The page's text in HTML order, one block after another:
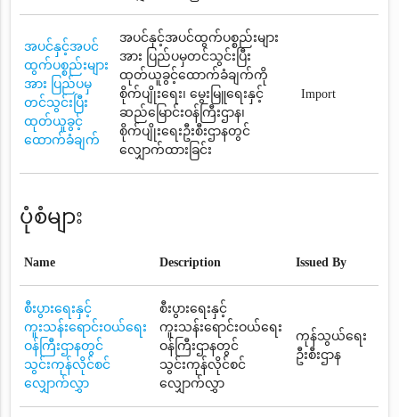
အပင်နှင့်အပင်
ထွက်ပစ္စည်းများ
အား ပြည်ပမှ
တင်သွင်းပြီး
ထုတ်ယူခွင့်
ထောက်ခံချက်
အပင်နှင့်အပင်ထွက်ပစ္စည်းများ
အား ပြည်ပမှတင်သွင်းပြီး
ထုတ်ယူခွင့်ထောက်ခံချက်ကို
စိုက်ပျိုးရေး၊ မွေးမြူရေးနှင့်
ဆည်မြောင်းဝန်ကြီးဌာန၊
စိုက်ပျိုးရေးဦးစီးဌာနတွင်
လျှောက်ထားခြင်း
Import
ပုံစံများ
Name Description Issued By
စီးပွားရေးနှင့်
ကူးသန်းရောင်းဝယ်ရေး
ဝန်ကြီးဌာနတွင်
သွင်းကုန်လိုင်စင်
လျှောက်လွှာ
စီးပွားရေးနှင့်
ကူးသန်းရောင်းဝယ်ရေး
ဝန်ကြီးဌာနတွင်
သွင်းကုန်လိုင်စင်
လျှောက်လွှာ
ကုန်သွယ်ရေး
ဦးစီးဌာန